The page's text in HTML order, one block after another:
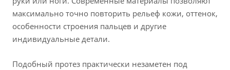
максимально точно повторить рельеф кожи, оттенок,
особенности строения пальцев и другие
индивидуальные детали.
Подобный протез практически незаметен под